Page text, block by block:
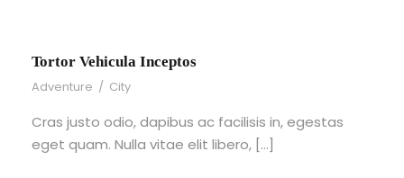
Tortor Vehicula Inceptos
Adventure / City
Cras justo odio, dapibus ac facilisis in, egestas
eget quam. Nulla vitae elit libero, […]